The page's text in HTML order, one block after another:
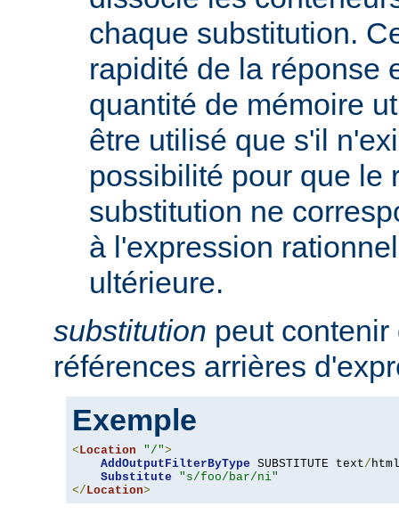
chaque substitution.
rapidité de la réponse
quantité de mémoire
être utilisé que s'il
possibilité pour que le
substitution ne
à l'expression
ultérieure.
substitution peut
références arrières
Exemple
< Location "/">
AddOutputFilterByType SUBSTITUTE text/ html
Substitute
"s/foo/bar/ni"
</ Location>